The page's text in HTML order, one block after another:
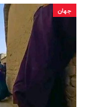
جهان